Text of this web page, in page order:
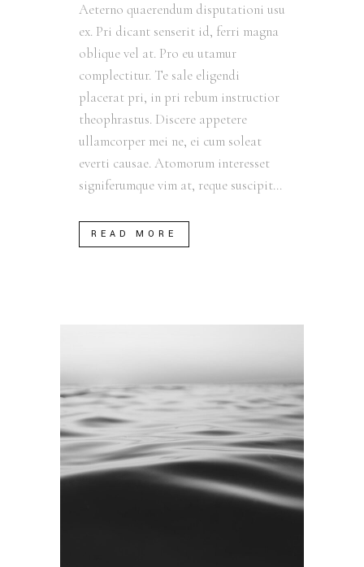
Aeterno quaerendum disputationi usu
ex. Pri dicant senserit id, ferri magna
oblique vel at. Pro eu utamur
complectitur. Te sale eligendi
placerat pri, in pri rebum instructior
theophrastus. Discere appetere
ullamcorper mei ne, ei cum soleat
everti causae. Atomorum interesset
signiferumque vim at, reque suscipit...
READ MORE